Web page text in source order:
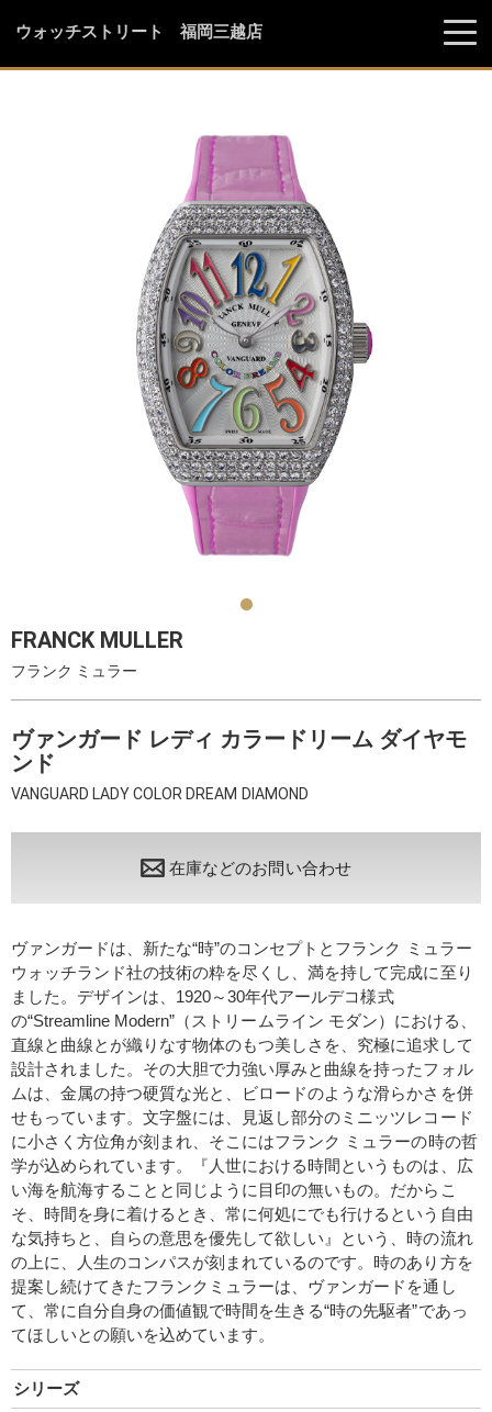
ウォッチストリート 福岡三越店
FRANCK MULLER
フランク ミュラー
ヴァンガード レディ カラードリーム ダイヤモ
ンド
VANGUARD LADY COLOR DREAM DIAMOND
在庫などのお問い合わせ
ヴァンガードは、新たな“時”のコンセプトとフランク ミュラー
ウォッチランド社の技術の粋を尽くし、満を持して完成に至り
ました。デザインは、1920～30年代アールデコ様式
の“Streamline Modern”（ストリームライン モダン）における、
直線と曲線とが織りなす物体のもつ美しさを、究極に追求して
設計されました。その大胆で力強い厚みと曲線を持ったフォル
ムは、金属の持つ硬質な光と、ビロードのような滑らかさを併
せもっています。文字盤には、見返し部分のミニッツレコード
に小さく方位角が刻まれ、そこにはフランク ミュラーの時の哲
学が込められています。『人世における時間というものは、広
い海を航海することと同じように目印の無いもの。だからこ
そ、時間を身に着けるとき、常に何処にでも行けるという自由
な気持ちと、自らの意思を優先して欲しい』という、時の流れ
の上に、人生のコンパスが刻まれているのです。時のあり方を
提案し続けてきたフランクミュラーは、ヴァンガードを通し
て、常に自分自身の価値観で時間を生きる“時の先駆者”であっ
てほしいとの願いを込めています。
シリーズ